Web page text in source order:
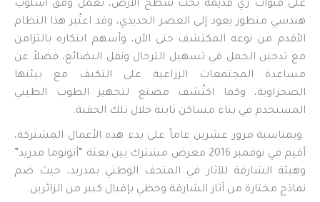
على قنوات ري قديمة تحت سطح الأرض، تعمل وفق أسلوب
هندسي متطور يعود إلى العصر الحديدي، وقد اعتُبر هذا النظام
الأقدم من نوعه المكتشف حتى الآن، وأسهم ابتكاره بالتزامن
مع تدجين الجمل في تسهيل الترحال ونقل البضائع، فضلاً عن
مساعدة المجتمعات الزراعية على التكيف مع بيئتها
الصحراوية، وكما اكتُشف مصنع لتجهيز الطوب الطيني
المستخدم في بناء مساكن ثابتة خلال تلك الحقبة.
وبمناسبة مرور عشرين عاماً على بدء هذه الأعمال المشتركة،
أقيم في نوفمبر 2016 معرض مشترك بين بعثة “أتونوما مدريد”
وهيئة الشارقة للآثار في المتحف الوطني بمدريد، حيث ضم
نماذج مختارة من آثار الشارقة وحظي بإقبال كبير من الزائرين.